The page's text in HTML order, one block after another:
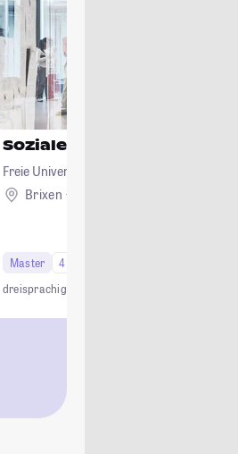
Soziale Arbeit und
Freie Universität Bozen
Brixen + 1
Master
4 Semester
dreisprachig